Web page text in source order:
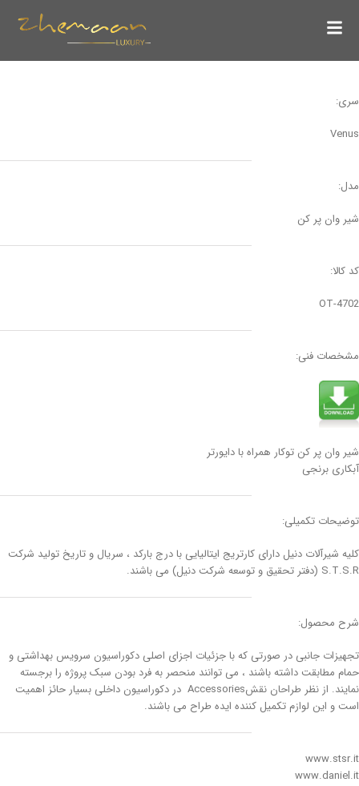
سری:
Venus
مدل:
شیر وان پر کن
کد کالا:
4702-OT
مشخصات فنی:
شیر وان پر کن توکار همراه با دایورتر
آبکاری برنجی
توضیحات تکمیلی:
کلیه شیرآلات دنیل دارای کارتریج ایتالیایی با درج بارکد ، سریال و تاریخ تولید شرکت
S.T.S.R (دفتر تحقیق و توسعه شرکت دنیل) می باشند.
شرح محصول:
تجهیزات جانبی در صورتی که با جزئیات اجزای اصلی دکوراسیون سرویس بهداشتی و
حمام مطابقت داشته باشند ، می توانند منحصر به فرد بودن سبک پروژه را برجسته
نمایند. از نظر طراحان نقشAccessories در دکوراسیون داخلی بسیار حائز اهمیت
است و این لوازم تکمیل کننده ایده طراح می باشند.
www.stsr.it
www.daniel.it